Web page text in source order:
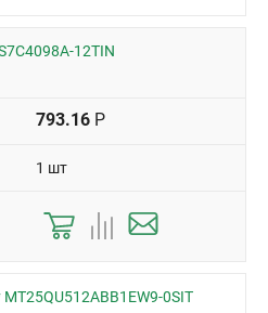
12TIN
793.16 Р
1 шт
0SIT